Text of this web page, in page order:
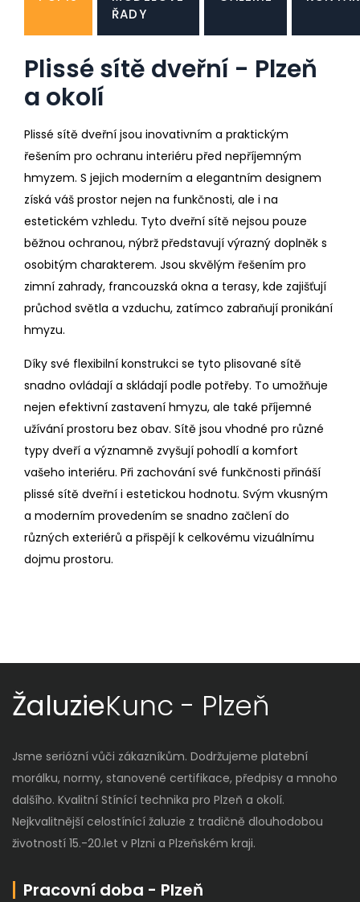
ŘADY
Plissé sítě dveřní - Plzeň
a okolí
Plissé sítě dveřní jsou inovativním a praktickým
řešením pro ochranu interiéru před nepříjemným
hmyzem. S jejich moderním a elegantním designem
získá váš prostor nejen na funkčnosti, ale i na
estetickém vzhledu. Tyto dveřní sítě nejsou pouze
běžnou ochranou, nýbrž představují výrazný doplněk s
osobitým charakterem. Jsou skvělým řešením pro
zimní zahrady, francouzská okna a terasy, kde zajišťují
průchod světla a vzduchu, zatímco zabraňují pronikání
hmyzu.
Díky své flexibilní konstrukci se tyto plisované sítě
snadno ovládají a skládají podle potřeby. To umožňuje
nejen efektivní zastavení hmyzu, ale také příjemné
užívání prostoru bez obav. Sítě jsou vhodné pro různé
typy dveří a významně zvyšují pohodlí a komfort
vašeho interiéru. Při zachování své funkčnosti přináší
plissé sítě dveřní i estetickou hodnotu. Svým vkusným
a moderním provedením se snadno začlení do
různých exteriérů a přispějí k celkovému vizuálnímu
dojmu prostoru.
ŽaluzieKunc - Plzeň
Jsme seriózní vůči zákazníkům. Dodržujeme platební
morálku, normy, stanovené certifikace, předpisy a mnoho
dalšího. Kvalitní Stínící technika pro Plzeň a okolí.
Nejkvalitnější celostínící žaluzie z tradičně dlouhodobou
životností 15.-20.let v Plzni a Plzeňském kraji.
Pracovní doba - Plzeň